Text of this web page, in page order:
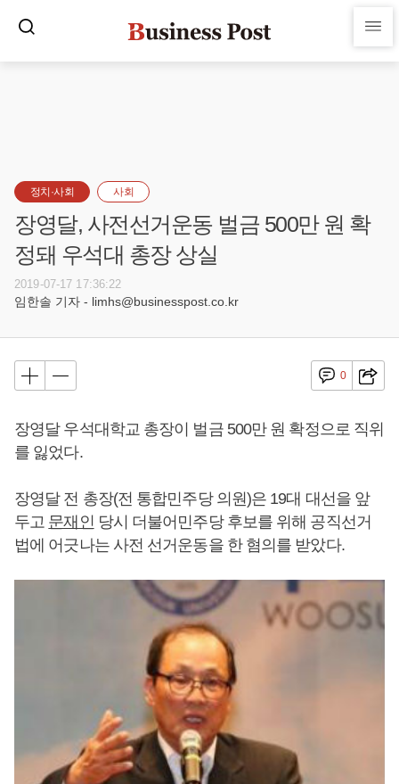
정치·사회 사회
장영달, 사전선거운동 벌금 500만 원 확
정돼 우석대 총장 상실
2019-07-17 17:36:22
임한솔 기자 - limhs@businesspost.co.kr
0
장영달 우석대학교 총장이 벌금 500만 원 확정으로 직위
를 잃었다.
장영달 전 총장(전 통합민주당 의원)은 19대 대선을 앞
두고 문재인 당시 더불어민주당 후보를 위해 공직선거
법에 어긋나는 사전 선거운동을 한 혐의를 받았다.